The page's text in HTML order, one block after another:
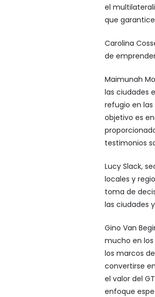
el
que
Carolina
de
Maimunah
las ciudades
refugio en las
objetivo es
testimonios
Lucy Slack,
locales y
toma de
las ciudades
Gino Van
mucho en
los marcos
convertirse
el valor del
enfoque